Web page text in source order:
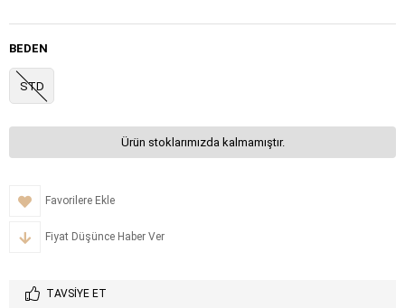
BEDEN
STD
Ürün stoklarımızda kalmamıştır.
Favorilere Ekle
Fiyat Düşünce Haber Ver
TAVSIYE ET